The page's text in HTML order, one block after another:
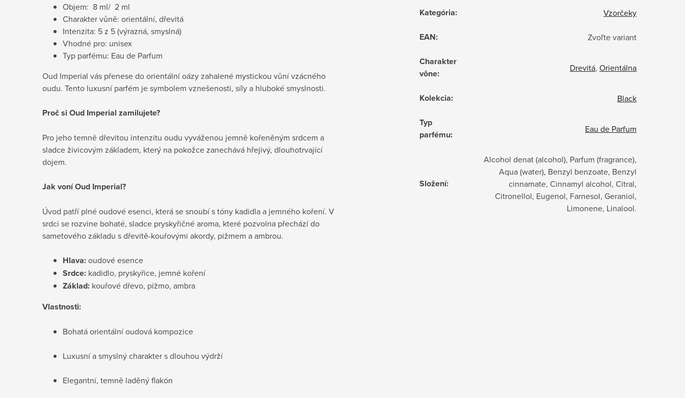
Objem: 8 ml/ 2 ml
Charakter vůně: orientální, dřevitá
Intenzita: 5 z 5 (výrazná, smyslná)
Vhodné pro: unisex
Typ parfému: Eau de Parfum
Oud Imperial vás přenese do orientální oázy zahalené mystickou vůní vzácného
oudu. Tento luxusní parfém je symbolem vznešenosti, síly a hluboké smyslnosti.
Proč si Oud Imperial zamilujete?
Pro jeho temně dřevitou intenzitu oudu vyváženou jemně kořeněným srdcem a
sladce živicovým základem, který na pokožce zanechává hřejivý, dlouhotrvající
dojem.
Jak voní Oud Imperial?
Úvod patří plné oudové esenci, která se snoubí s tóny kadidla a jemného koření. V
srdci se rozvine bohaté, sladce pryskyřičné aroma, které pozvolna přechází do
sametového základu s dřevitě-kouřovými akordy, pižmem a ambrou.
Hlava:oudové esence
Srdce: kadidlo, pryskyřice, jemné koření
Základ: kouřové dřevo, pižmo, ambra
Vlastnosti:
Bohatá orientální oudová kompozice
Luxusní a smyslný charakter s dlouhou výdrží
Elegantní, temně laděný flakón
Kategória: Vzorčeky
EAN: Zvoľte variant
Charakter
vône: Drevitá, Orientálna
Kolekcia: Black
Typ
parfému: Eau de Parfum
Složení:
Alcohol denat (alcohol), Parfum (fragrance),
Aqua (water), Benzyl benzoate, Benzyl
cinnamate, Cinnamyl alcohol, Citral,
Citronellol, Eugenol, Farnesol, Geraniol,
Limonene, Linalool.